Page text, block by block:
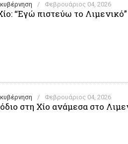
/ Φεβρουάριος 04, 2026
“Εγώ πιστεύω το Λιμενικό”
/ Φεβρουάριος 04, 2026
στη Χίο ανάμεσα στο